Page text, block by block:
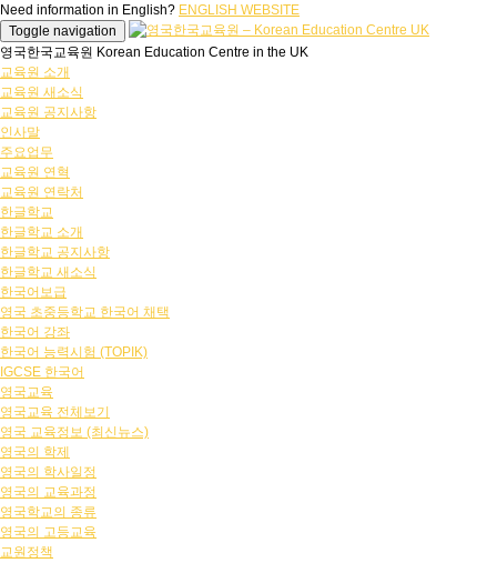
Need information in English? ENGLISH WEBSITE
Toggle navigation
영국한국교육원 Korean Education Centre in the UK
교육원 소개
교육원 새소식
교육원 공지사항
인사말
주요업무
교육원 연혁
교육원 연락처
한글학교
한글학교 소개
한글학교 공지사항
한글학교 새소식
한국어보급
영국 초중등학교 한국어 채택
한국어 강좌
한국어 능력시험 (TOPIK)
IGCSE 한국어
영국교육
영국교육 전체보기
영국 교육정보 (최신뉴스)
영국의 학제
영국의 학사일정
영국의 교육과정
영국학교의 종류
영국의 고등교육
교원정책